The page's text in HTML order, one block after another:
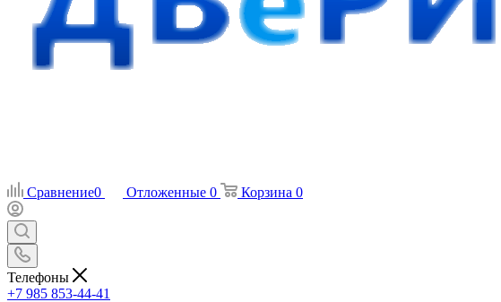
Сравнение0 Отложенные 0 Корзина 0
Телефоны
+7 985 853-44-41